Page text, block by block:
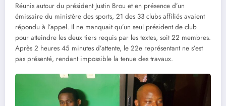
Réunis autour du président Justin Brou et en présence d’un
émissaire du ministère des sports, 21 des 33 clubs affiliés avaient
répondu à l’appel. Il ne manquait qu’un seul président de club
pour atteindre les deux tiers requis par les textes, soit 22 membres.
Après 2 heures 45 minutes d’attente, le 22e représentant ne s’est
pas présenté, rendant impossible la tenue des travaux.